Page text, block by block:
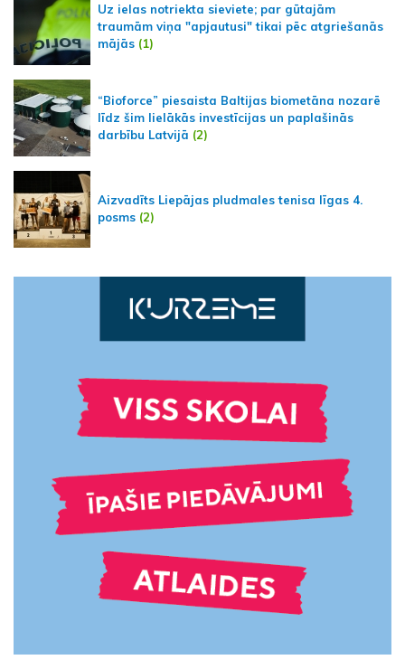
Uz ielas notriekta sieviete; par gūtajām
traumām viņa "apjautusi" tikai pēc atgriešanās
mājās (1)
“Bioforce” piesaista Baltijas biometāna nozarē
līdz šim lielākās investīcijas un paplašinās
darbību Latvijā (2)
Aizvadīts Liepājas pludmales tenisa līgas 4.
posms (2)